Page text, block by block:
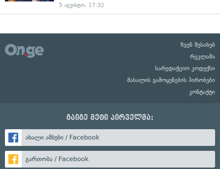
5 აგვისტო, 17:32
ჩვენ შესახებ
რეკლამა
სარედაქციო კოდექსი
მასალის გამოყენების პირობები
კონტაქტი
გაიგე მეტი პირველმა:
ახალი ამბები / Facebook
გართობა / Facebook